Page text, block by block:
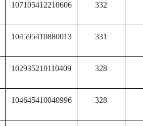
107105412210606 332
104595410880013 331
102935210110409 328
104645410040996 328